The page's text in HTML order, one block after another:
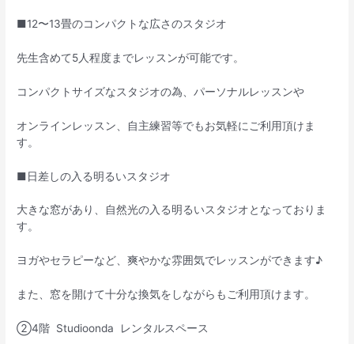
■12〜13畳のコンパクトな広さのスタジオ
先生含めて5人程度までレッスンが可能です。
コンパクトサイズなスタジオの為、パーソナルレッスンや
オンラインレッスン、自主練習等でもお気軽にご利用頂けま
す。
■日差しの入る明るいスタジオ
大きな窓があり、自然光の入る明るいスタジオとなっておりま
す。
ヨガやセラピーなど、爽やかな雰囲気でレッスンができます♪
また、窓を開けて十分な換気をしながらもご利用頂けます。
②4階 Studioonda レンタルスペース